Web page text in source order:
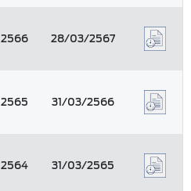
2566 28/03/2567
2565 31/03/2566
2564 31/03/2565